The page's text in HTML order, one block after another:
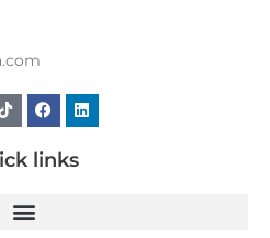
TiktokFacebookLinkedin
links